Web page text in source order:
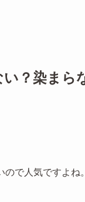
？染まら
で人気ですよね。